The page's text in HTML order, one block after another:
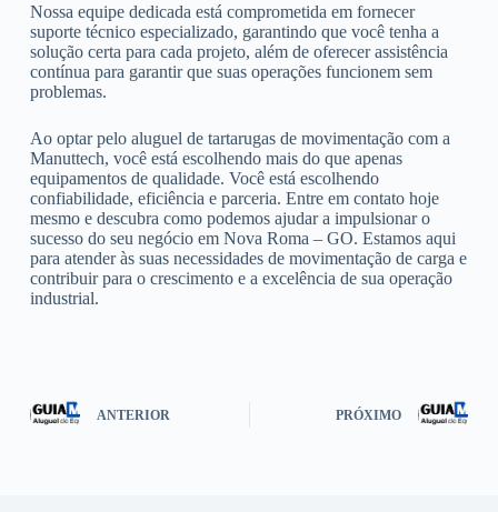
Nossa equipe dedicada está comprometida em fornecer
suporte técnico especializado, garantindo que você tenha a
solução certa para cada projeto, além de oferecer assistência
contínua para garantir que suas operações funcionem sem
problemas.
Ao optar pelo aluguel de tartarugas de movimentação com a
Manuttech, você está escolhendo mais do que apenas
equipamentos de qualidade. Você está escolhendo
confiabilidade, eficiência e parceria. Entre em contato hoje
mesmo e descubra como podemos ajudar a impulsionar o
sucesso do seu negócio em Nova Roma – GO. Estamos aqui
para atender às suas necessidades de movimentação de carga e
contribuir para o crescimento e a excelência de sua operação
industrial.
ANTERIOR PRÓXIMO